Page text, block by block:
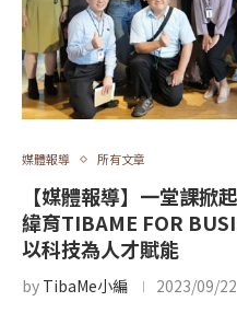
媒體報導 所有文章
【媒體報導】一堂課掀
緯育TIBAME FOR
以科技為人才賦能
by TibaMe小編 2023/09/22